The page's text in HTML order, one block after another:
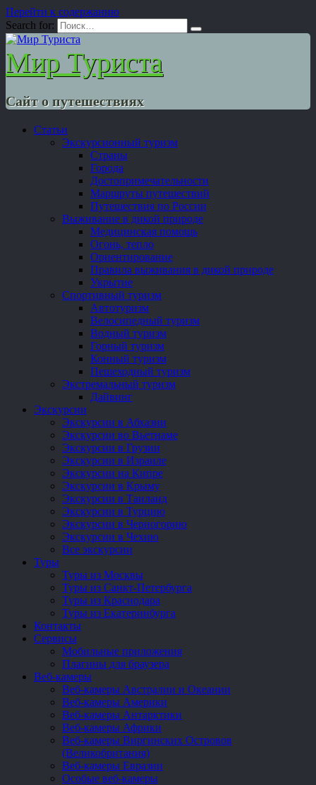
Перейти к содержанию
Search for:
Мир Туриста
Сайт о путешествиях
Статьи
Экскурсионный туризм
Страны
Города
Достопримечательности
Маршруты путешествий
Путешествия по России
Выживание в дикой природе
Медицинская помощь
Огонь, тепло
Ориентирование
Правила выживания в дикой природе
Укрытие
Спортивный туризм
Автотуризм
Велосипедный туризм
Водный туризм
Горный туризм
Конный туризм
Пешеходный туризм
Экстремальный туризм
Дайвинг
Экскурсии
Экскурсии в Абхазии
Экскурсии во Вьетнаме
Экскурсии в Грузии
Экскурсии в Израиле
Экскурсии на Кипре
Экскурсии в Крыму
Экскурсии в Таиланд
Экскурсии в Турцию
Экскурсии в Черногорию
Экскурсии в Чехию
Все экскурсии
Туры
Туры из Москвы
Туры из Санкт-Петербурга
Туры из Краснодара
Туры из Екатеринбурга
Контакты
Сервисы
Мобильные приложения
Плагины для браузера
Веб-камеры
Веб-камеры Австралии и Океании
Веб-камеры Америки
Веб-камеры Антарктики
Веб-камеры Африки
Веб-камеры Виргинских Островов
(Великобритания)
Веб-камеры Евразии
Особые веб-камеры